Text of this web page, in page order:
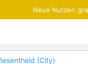
Neue Nutzer: